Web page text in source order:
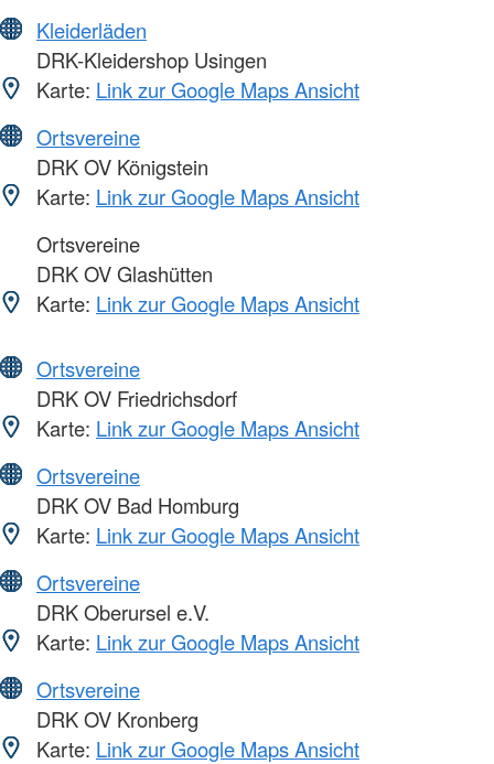
Kleiderläden
DRK-Kleidershop Usingen
Karte: Link zur Google Maps Ansicht
Ortsvereine
DRK OV Königstein
Karte: Link zur Google Maps Ansicht
Ortsvereine
DRK OV Glashütten
Karte: Link zur Google Maps Ansicht
Ortsvereine
DRK OV Friedrichsdorf
Karte: Link zur Google Maps Ansicht
Ortsvereine
DRK OV Bad Homburg
Karte: Link zur Google Maps Ansicht
Ortsvereine
DRK Oberursel e.V.
Karte: Link zur Google Maps Ansicht
Ortsvereine
DRK OV Kronberg
Karte: Link zur Google Maps Ansicht